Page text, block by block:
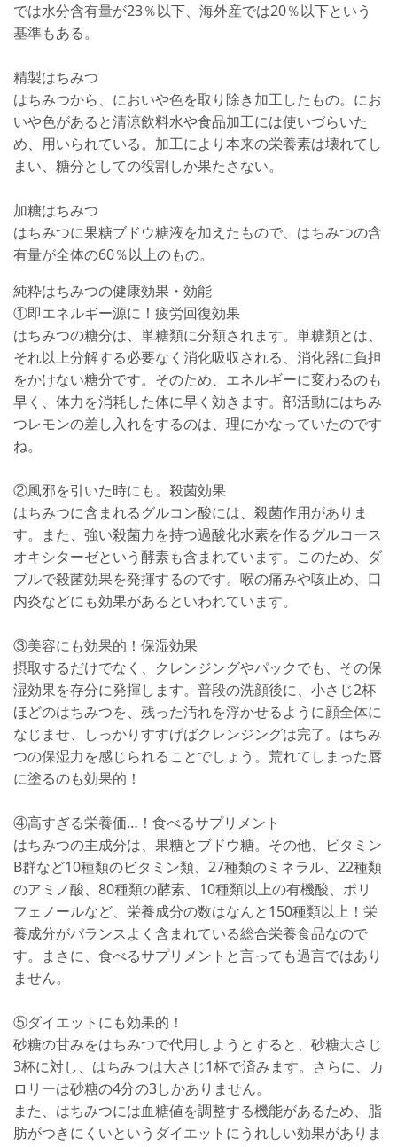
では水分含有量が23％以下、海外産では20％以下という
基準もある。
精製はちみつ
はちみつから、においや色を取り除き加工したもの。にお
いや色があると清涼飲料水や食品加工には使いづらいた
め、用いられている。加工により本来の栄養素は壊れてし
まい、糖分としての役割しか果たさない。
加糖はちみつ
はちみつに果糖ブドウ糖液を加えたもので、はちみつの含
有量が全体の60％以上のもの。
純粋はちみつの健康効果・効能
①即エネルギー源に！疲労回復効果
はちみつの糖分は、単糖類に分類されます。単糖類とは、
それ以上分解する必要なく消化吸収される、消化器に負担
をかけない糖分です。そのため、エネルギーに変わるのも
早く、体力を消耗した体に早く効きます。部活動にはちみ
つレモンの差し入れをするのは、理にかなっていたのです
ね。
②風邪を引いた時にも。殺菌効果
はちみつに含まれるグルコン酸には、殺菌作用がありま
す。また、強い殺菌力を持つ過酸化水素を作るグルコース
オキシターゼという酵素も含まれています。このため、ダ
ブルで殺菌効果を発揮するのです。喉の痛みや咳止め、口
内炎などにも効果があるといわれています。
③美容にも効果的！保湿効果
摂取するだけでなく、クレンジングやパックでも、その保
湿効果を存分に発揮します。普段の洗顔後に、小さじ2杯
ほどのはちみつを、残った汚れを浮かせるように顔全体に
なじませ、しっかりすすげばクレンジングは完了。はちみ
つの保湿力を感じられることでしょう。荒れてしまった唇
に塗るのも効果的！
④高すぎる栄養価…！食べるサプリメント
はちみつの主成分は、果糖とブドウ糖。その他、ビタミン
B群など10種類のビタミン類、27種類のミネラル、22種類
のアミノ酸、80種類の酵素、10種類以上の有機酸、ポリ
フェノールなど、栄養成分の数はなんと150種類以上！栄
養成分がバランスよく含まれている総合栄養食品なので
す。まさに、食べるサプリメントと言っても過言ではあり
ません。
⑤ダイエットにも効果的！
砂糖の甘みをはちみつで代用しようとすると、砂糖大さじ
3杯に対し、はちみつは大さじ1杯で済みます。さらに、カ
ロリーは砂糖の4分の3しかありません。
また、はちみつには血糖値を調整する機能があるため、脂
肪がつきにくいというダイエットにうれしい効果がありま